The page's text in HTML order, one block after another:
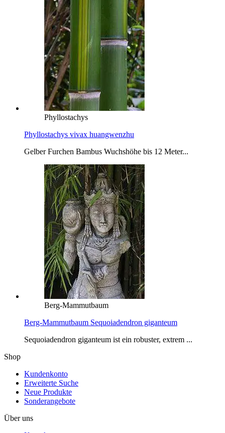
Phyllostachys
Phyllostachys vivax huangwenzhu
Gelber Furchen Bambus Wuchshöhe bis 12 Meter...
Berg-Mammutbaum
Berg-Mammutbaum Sequoiadendron giganteum
Sequoiadendron giganteum ist ein robuster, extrem ...
Shop
Kundenkonto
Erweiterte Suche
Neue Produkte
Sonderangebote
Über uns